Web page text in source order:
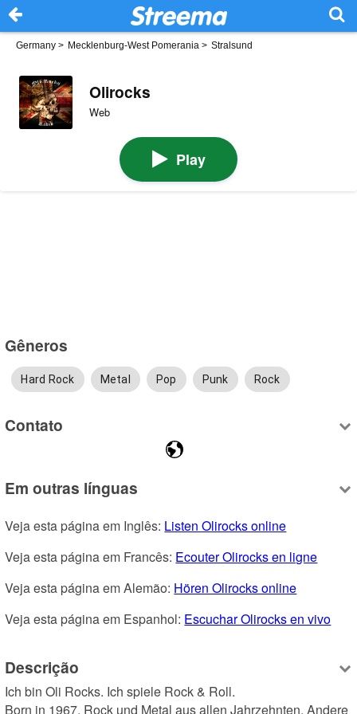
Germany > Mecklenburg-West Pomerania > Stralsund
Olirocks
Web
Play
Gêneros
Hard Rock Metal Pop Punk Rock
Contato
Em outras línguas
Veja esta página em Inglês: Listen Olirocks online
Veja esta página em Francês: Ecouter Olirocks en ligne
Veja esta página em Alemão: Hören Olirocks online
Veja esta página em Espanhol: Escuchar Olirocks en vivo
Descrição
Ich bin Oli Rocks. Ich spiele Rock & Roll.
Born in 1967. Rock und Metal aus allen Jahrzehnten. Andere